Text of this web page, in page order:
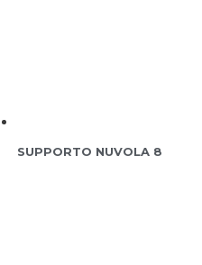
SUPPORTO NUVOLA 8